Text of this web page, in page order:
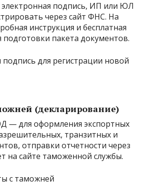
электронная подпись, ИП или ЮЛ
через сайт ФНС. На
инструкция и бесплатная
пакета документов.
(декларирование)
— для оформления экспортных
транзитных и
отправки отчетности через
на сайте таможенной службы.